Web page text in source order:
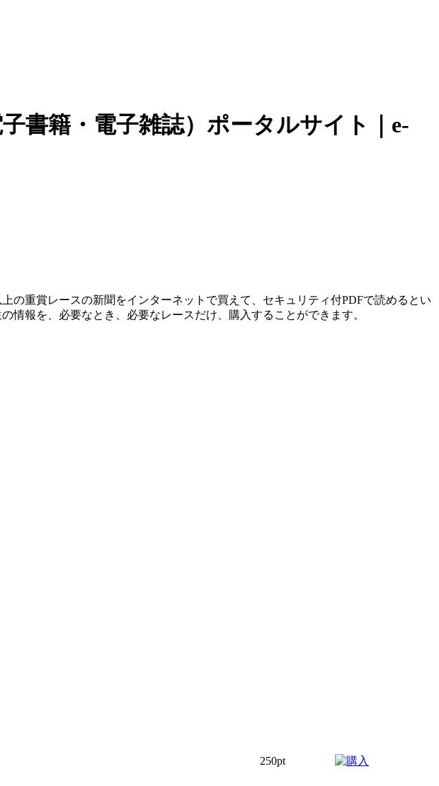
書籍・電子雑誌）ポータルサイト｜e-
の重賞レースの新聞をインターネットで買えて、セキュリティ付PDFで読めるとい
情報を、必要なとき、必要なレースだけ、購入することができます。
250pt